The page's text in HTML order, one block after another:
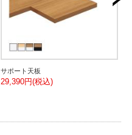
サポート天板
29,390円(税込)